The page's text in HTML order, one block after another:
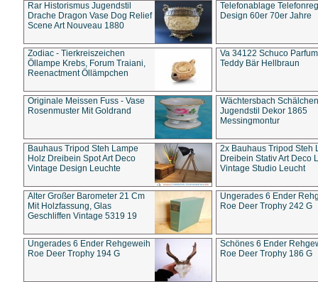
Rar Historismus Jugendstil
Drache Dragon Vase Dog Relief
Scene Art Nouveau 1880
Telefonablage
Design 60er 70er Jahre
Zodiac - Tierkreiszeichen
Öllampe Krebs, Forum Traiani,
Reenactment Öllämpchen
Va 34122 Schuco
Teddy Bär Hellbraun
Originale Meissen Fuss - Vase
Rosenmuster Mit Goldrand
Wächtersbach Schälchen
Jugendstil Dekor 1865
Messingmontur
Bauhaus Tripod Steh Lampe
Holz Dreibein Spot Art Deco
Vintage Design Leuchte
2x Bauhaus Tripod Steh
Dreibein Stativ Art Deco
Vintage Studio Leucht
Alter Großer Barometer 21 Cm
Mit Holzfassung, Glas
Geschliffen Vintage 5319 19
Ungerades 6 Ender
Roe Deer Trophy 242 G
Ungerades 6 Ender Rehgeweih
Roe Deer Trophy 194 G
Schönes 6 Ender
Roe Deer Trophy 186 G